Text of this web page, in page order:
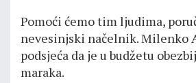
Pomoći ćemo tim ljudima,
nevesinjski načelnik. Milenko
podsjeća da je u budžetu
maraka.